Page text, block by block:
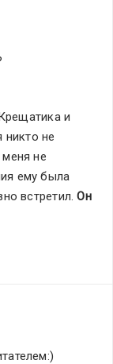
и
никто не
не
ему была
встретил. Он